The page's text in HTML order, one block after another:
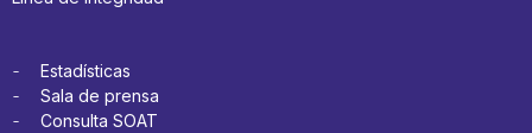
Estadísticas
Sala de prensa
Consulta SOAT